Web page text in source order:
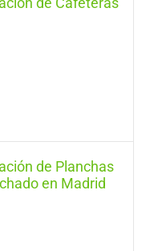
de Planchas
en Madrid